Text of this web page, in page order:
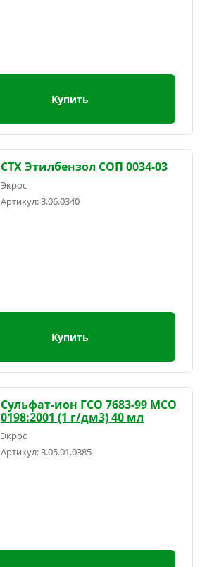
Купить
СТХ Этилбензол СОП 0034-03
Экрос
Артикул:3.06.0340
Купить
Сульфат-ион ГСО 7683-99 МСО
0198:2001 (1 г/дм3) 40 мл
Экрос
Артикул:3.05.01.0385